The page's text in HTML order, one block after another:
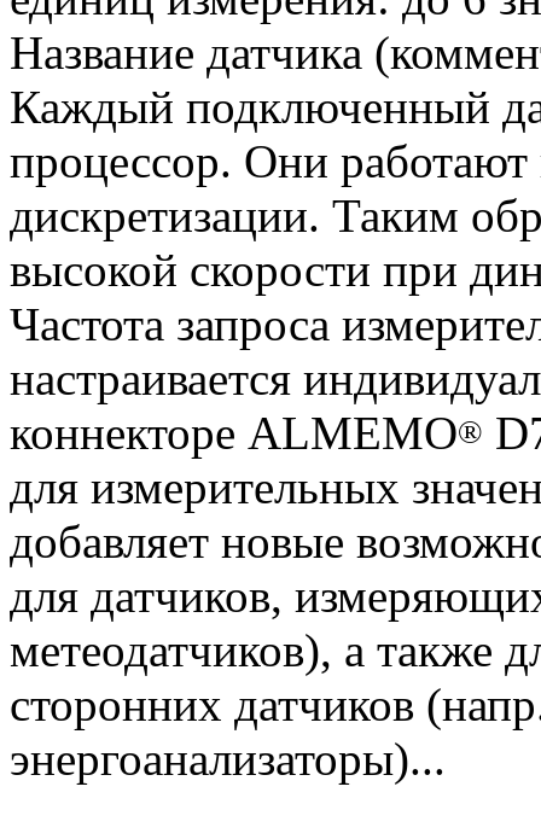
Название датчика
Каждый подключенный
процессор. Они работают
дискретизации. Таким
высокой скорости при
Частота запроса
настраивается
коннекторе ALMEMO®
для измерительных
добавляет новые
для датчиков,
метеодатчиков), а также
сторонних датчиков
энергоанализаторы)...